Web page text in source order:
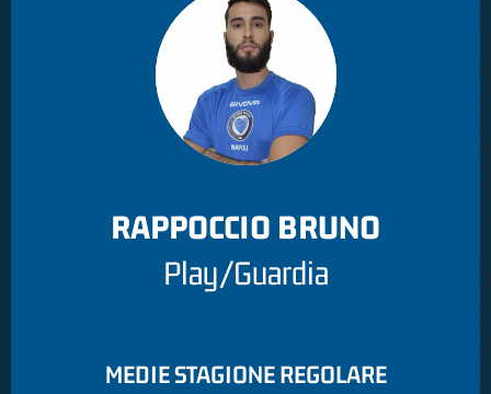
RAPPOCCIO BRUNO
Play/Guardia
MEDIE STAGIONE REGOLARE